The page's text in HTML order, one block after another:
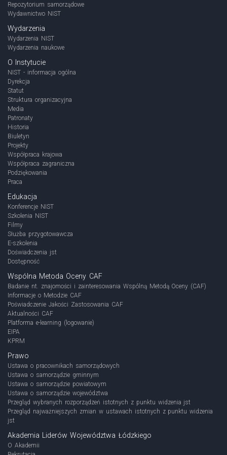
Repozytorium samorządowe
Wydawnictwo NIST
Wydarzenia
Wydarzenia NIST
Wydarzenia naukowe
O Instytucie
NIST - informacja ogólna
Dyrekcja
Statut
Struktura organizacyjna
Media
Patronaty
Historia
Biuletyn
Projekty
Współpraca krajowa
Współpraca zagraniczna
Podziękowania
Praca
Edukacja
Konferencje NIST
Szkolenia NIST
Filmy
Służba przygotowawcza
E-szkolenia
Doświadczenia jst
Dostępność
Wspólna Metoda Oceny CAF
Badanie nt. znajomości i zainteresowania Wspólną Metodą Oceny (CAF)
Informacje o Metodzie CAF
Poświadczenie Jakości Zastosowania CAF
Aktualności CAF
Platforma e-learning (logowanie)
EIPA
KPRM
Prawo
Ustawa o pracownikach samorządowych
Ustawa o samorządzie gminnym
Ustawa o samorządzie powiatowym
Ustawa o samorządzie województwa
Przegląd wybranych rozporządzeń istotnych z punktu widzenia jst
Przegląd najważniejszych zmian w ustawach istotnych z punktu widzenia
jst
Akademia Liderów Województwa Łódzkiego
O Akademii